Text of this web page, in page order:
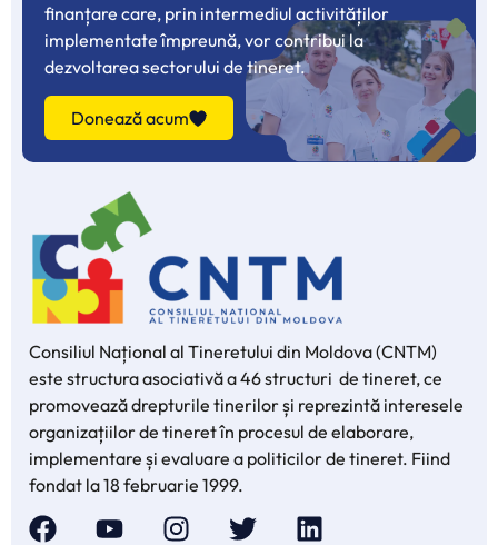
finanțare care, prin intermediul activităților
implementate împreună, vor contribui la
dezvoltarea sectorului de tineret.
Donează acum
Consiliul Național al Tineretului din Moldova (CNTM)
este structura asociativă a 46 structuri de tineret, ce
promovează drepturile tinerilor și reprezintă interesele
organizațiilor de tineret în procesul de elaborare,
implementare și evaluare a politicilor de tineret. Fiind
fondat la 18 februarie 1999.